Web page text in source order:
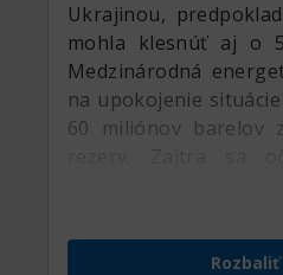
Ukrajinou,
mohla klesnúť aj o
Medzinárodná
na upokojenie
60 miliónov barelov
dodávok plynu.